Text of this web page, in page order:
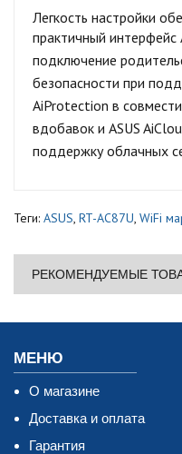
Легкость настройки
практичный интерфейс
подключение
безопасности при
AiProtection в
вдобавок и ASUS
поддержку облачных
Теги: ASUS, RT-AC87U, WiFi
РЕКОМЕНДУЕМЫЕ
МЕНЮ
О магазине
Доставка и оплата
Гарантия